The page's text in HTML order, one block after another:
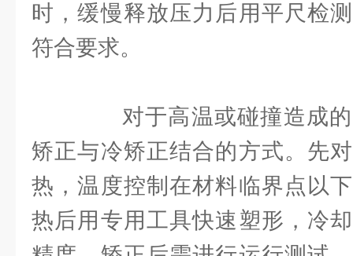
时，缓慢释放压力后用平尺检
符合要求。
对于高温或碰撞造成的
矫正与冷矫正结合的方式。先
热，温度控制在材料临界点以
热后用专用工具快速塑形，冷